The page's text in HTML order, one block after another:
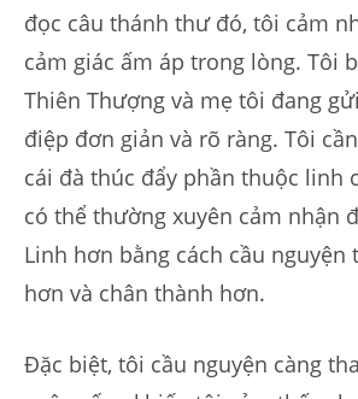
đọc câu thánh thư đó, tôi cảm
cảm giác ấm áp trong lòng. Tôi
Thiên Thượng và mẹ tôi đang
điệp đơn giản và rõ ràng. Tôi
cái đà thúc đẩy phần thuộc linh
có thể thường xuyên cảm nhận
Linh hơn bằng cách cầu nguyện
hơn và chân thành hơn.
Đặc biệt, tôi cầu nguyện càng